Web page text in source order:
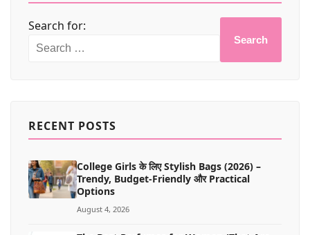
Search for:
Search
RECENT POSTS
College Girls के लिए Stylish Bags (2026) –
Trendy, Budget-Friendly और Practical
Options
August 4, 2026